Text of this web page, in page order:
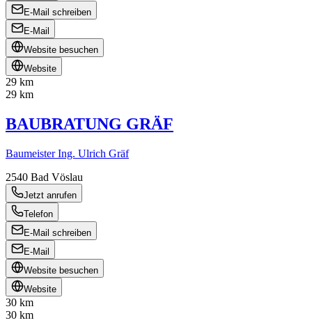
E-Mail schreiben
E-Mail
Website besuchen
Website
29 km
29 km
BAUBRATUNG GRÄF
Baumeister Ing. Ulrich Gräf
2540 Bad Vöslau
Jetzt anrufen
Telefon
E-Mail schreiben
E-Mail
Website besuchen
Website
30 km
30 km